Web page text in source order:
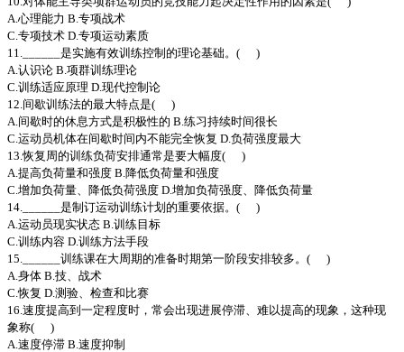
A.心理能力 B.专项战术
C.专项技术 D.专项运动素质
11.______是实施有效训练控制的理论基础。( )
A.认识论 B.项群训练理论
C.训练适应原理 D.现代控制论
12.间歇训练法的最大特点是( )
A.间歇时的休息方式是积极性的 B.练习持续时间很长
C.运动员机体在间歇时间内不能完全恢复 D.负荷强度最大
13.恢复周的训练负荷安排通常是要大幅度( )
A.提高负荷量和强度 B.降低负荷量和强度
C.增加负荷量、降低负荷强度 D.增加负荷强度、降低负荷量
14.______是制订运动训练计划的重要依据。( )
A.运动员现实状态 B.训练目标
C.训练内容 D.训练方法手段
15.______训练课在大周期的准备时期第一阶段安排较多。( )
A.身体 B.技、战术
C.恢复 D.测验、检查和比赛
16.速度提高到一定程度时，常会出现进展停滞、难以提高的现象，这种现
象称( )
A.速度停滞 B.速度抑制